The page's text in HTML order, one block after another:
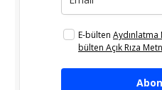
E-bülten Aydınlatma
bülten Açık Rıza